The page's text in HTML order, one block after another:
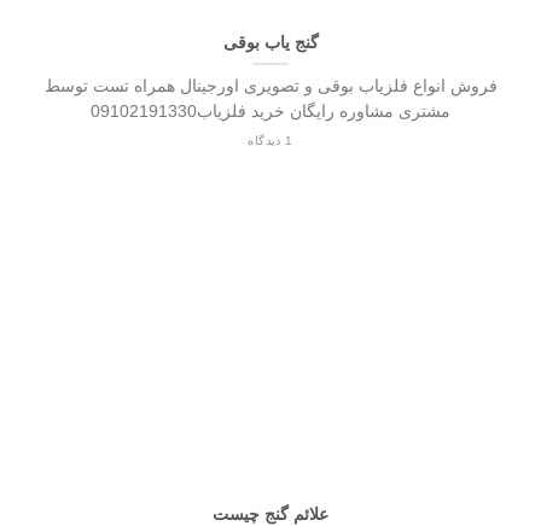
گنج یاب بوقی
فروش انواع فلزیاب بوقی و تصویری اورجینال همراه تست توسط
مشتری مشاوره رایگان خرید فلزیاب09102191330
1 دیدگاه
علائم گنج چیست